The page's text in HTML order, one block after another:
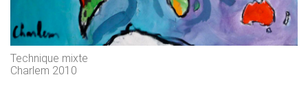
Technique mixte
Charlem 2010